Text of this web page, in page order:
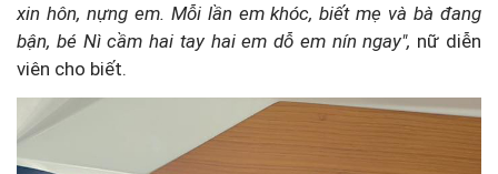
xin hôn, nựng em. Mỗi lần em khóc, biết mẹ và bà đang
bận, bé Nì cầm hai tay hai em dỗ em nín ngay", nữ diễn
viên cho biết.